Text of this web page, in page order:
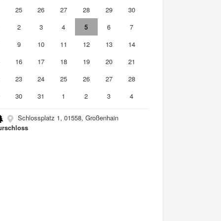
25 26 27 28 29
30
2 3 4 5 6
7
9 10 11 12 13
14
16 17 18 19 20
21
23 24 25 26 27
28
30 31 1 2 3 4
Schlossplatz 1, 01558, Großenhain